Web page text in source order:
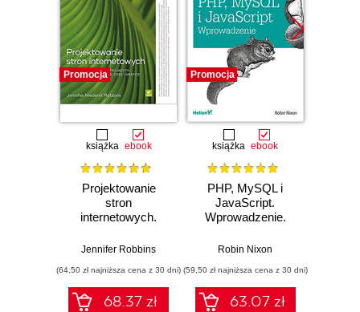
Promocja
książka ebook
Projektowanie
stron
internetowych.
początkujących
HTML5, CSS3 i
grafice. Wydanie V
Jennifer Robbins
(64,50 zł najniższa cena z 30 dni)
68.37 zł
Promocja
książka ebook
PHP, MySQL i
JavaScript.
Wprowadzenie.
Robin Nixon
(59,50 zł najniższa cena z 30 dni)
63.07 zł